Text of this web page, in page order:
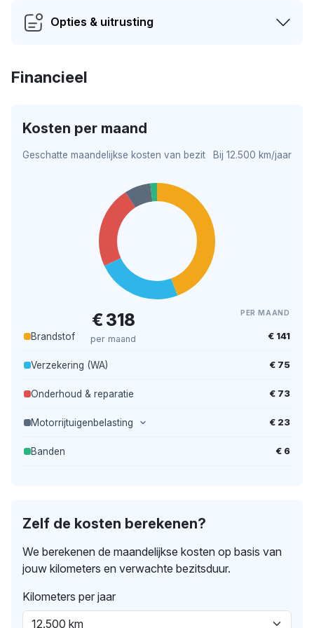
Opties & uitrusting
Financieel
Kosten per maand
Geschatte maandelijkse kosten van bezit Bij 12.500 km/jaar
€ 318
per maand
PER MAAND
Brandstof € 141
Verzekering (WA) € 75
Onderhoud & reparatie € 73
Motorrijtuigenbelasting € 23
Banden € 6
Zelf de kosten berekenen?
We berekenen de maandelijkse kosten op basis van
jouw kilometers en verwachte bezitsduur.
Kilometers per jaar